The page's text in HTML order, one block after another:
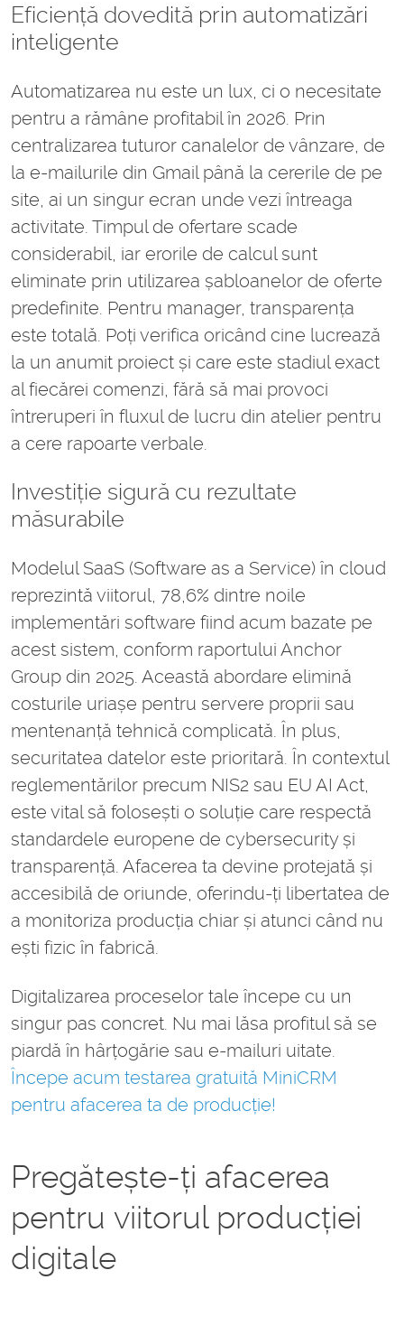
Eficiență dovedită prin automatizări
inteligente
Automatizarea nu este un lux, ci o necesitate
pentru a rămâne profitabil în 2026. Prin
centralizarea tuturor canalelor de vânzare, de
la e-mailurile din Gmail până la cererile de pe
site, ai un singur ecran unde vezi întreaga
activitate. Timpul de ofertare scade
considerabil, iar erorile de calcul sunt
eliminate prin utilizarea șabloanelor de oferte
predefinite. Pentru manager, transparența
este totală. Poți verifica oricând cine lucrează
la un anumit proiect și care este stadiul exact
al fiecărei comenzi, fără să mai provoci
întreruperi în fluxul de lucru din atelier pentru
a cere rapoarte verbale.
Investiție sigură cu rezultate
măsurabile
Modelul SaaS (Software as a Service) în cloud
reprezintă viitorul, 78,6% dintre noile
implementări software fiind acum bazate pe
acest sistem, conform raportului Anchor
Group din 2025. Această abordare elimină
costurile uriașe pentru servere proprii sau
mentenanță tehnică complicată. În plus,
securitatea datelor este prioritară. În contextul
reglementărilor precum NIS2 sau EU AI Act,
este vital să folosești o soluție care respectă
standardele europene de cybersecurity și
transparență. Afacerea ta devine protejată și
accesibilă de oriunde, oferindu-ți libertatea de
a monitoriza producția chiar și atunci când nu
ești fizic în fabrică.
Digitalizarea proceselor tale începe cu un
singur pas concret. Nu mai lăsa profitul să se
piardă în hârțogărie sau e-mailuri uitate.
Începe acum testarea gratuită MiniCRM
pentru afacerea ta de producție!
Pregătește-ți afacerea
pentru viitorul producției
digitale